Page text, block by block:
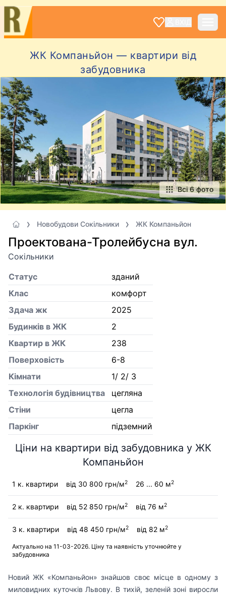
ЖК Компаньйон — квартири від
забудовника
Всі 6 фото
Новобудови Сокільники ЖК Компаньйон
Проектована-Тролейбусна вул.
Сокільники
Статус
зданий
Клас
комфорт
Здача жк
2025
Будинків в ЖК
2
Квартир в ЖК
238
Поверховість
6-8
Кiмнати
1/ 2/ 3
Технологія будівництва
цегляна
Стіни
цегла
Паркінг
підземний
Ціни на квартири від забудовника у ЖК
Компаньйон
1 к. квартири від 30 800 грн/м2 26 ... 60 м2
2 к. квартири від 52 850 грн/м2 від 76 м2
3 к. квартири від 48 450 грн/м2 від 82 м2
Актуально на 11-03-2026. Ціну та наявність уточнюйте у
забудовника
Новий ЖК «Компаньйон» знайшов своє місце в одному з
миловидних куточків Львову. В тихій, зеленій зоні виросли